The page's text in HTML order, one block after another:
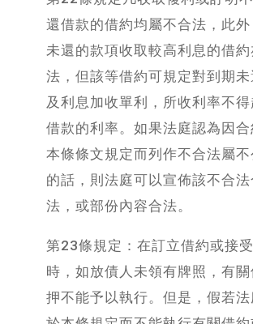
還借款的借約均屬不合法，此外
未還的款項收取較高利息的借
法，但該等借約可規定對到期
及利息加收單利，所收利率不
借款的利率。如果法庭認為因
本條條文規定而列作不合法屬
的話，則法庭可以宣佈該不合法
法，或部份內容合法。
第23條規定：在訂立借約或接
時，如放債人未領有牌照，有
押不能予以執行。但是，假若